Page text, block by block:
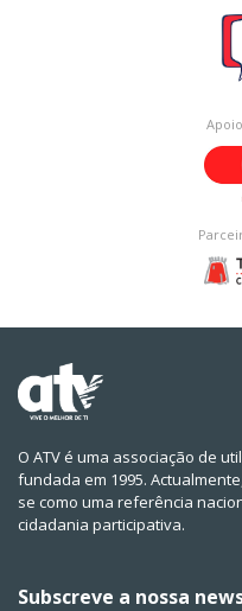
O ATV é uma associação de
fundada em 1995.
se como uma referência
cidadania participativa.
Subscreve a nossa